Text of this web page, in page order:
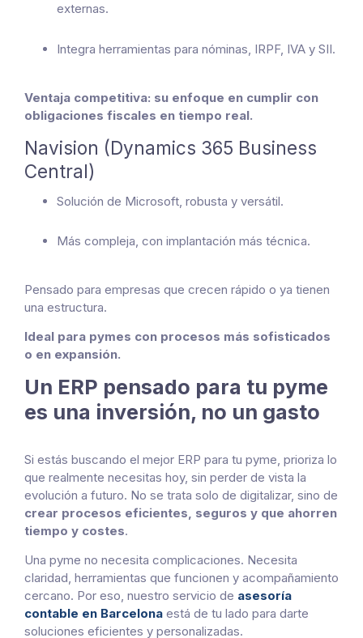
externas.
Integra herramientas para nóminas, IRPF, IVA y SII.
Ventaja competitiva: su enfoque en cumplir con
obligaciones fiscales en tiempo real.
Navision (Dynamics 365 Business
Central)
Solución de Microsoft, robusta y versátil.
Más compleja, con implantación más técnica.
Pensado para empresas que crecen rápido o ya tienen
una estructura.
Ideal para pymes con procesos más sofisticados
o en expansión.
Un ERP pensado para tu pyme
es una inversión, no un gasto
Si estás buscando el mejor ERP para tu pyme, prioriza lo
que realmente necesitas hoy, sin perder de vista la
evolución a futuro. No se trata solo de digitalizar, sino de
crear procesos eficientes, seguros y que ahorren
tiempo y costes.
Una pyme no necesita complicaciones. Necesita
claridad, herramientas que funcionen y acompañamiento
cercano. Por eso, nuestro servicio de asesoría
contable en Barcelona está de tu lado para darte
soluciones eficientes y personalizadas.